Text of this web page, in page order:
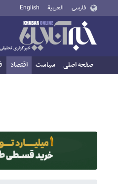
فارسی العربية English
صفحه اصلی سیاست اقتصاد